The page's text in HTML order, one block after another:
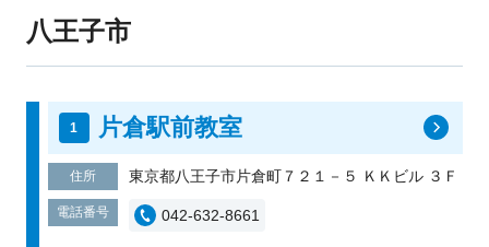
八王子市
片倉駅前教室
住所 東京都八王子市片倉町７２１－５ ＫＫビル ３Ｆ
電話番号 042-632-8661